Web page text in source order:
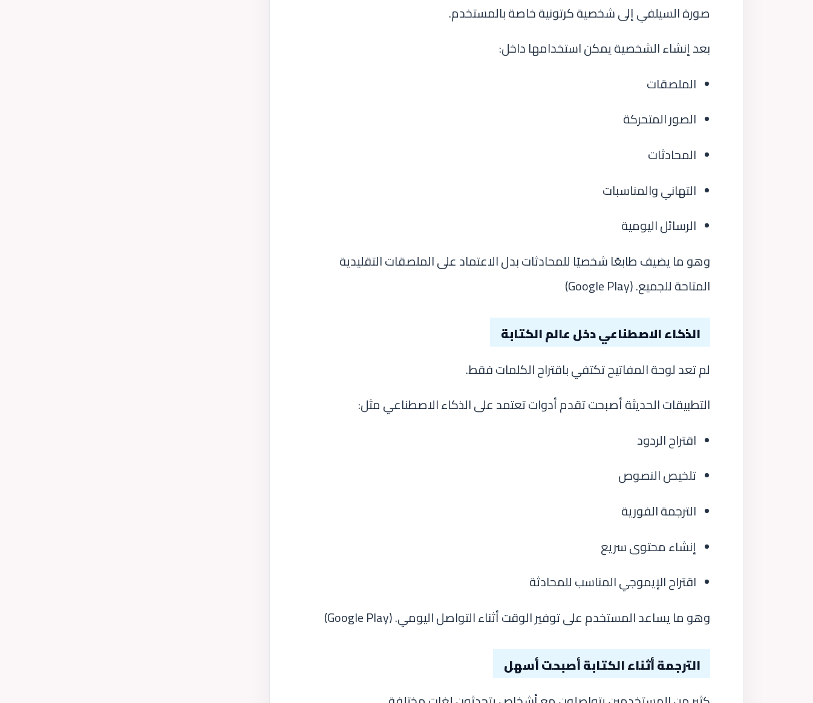
صورة السيلفي إلى شخصية كرتونية خاصة بالمستخدم.
بعد إنشاء الشخصية يمكن استخدامها داخل:
الملصقات
الصور المتحركة
المحادثات
التهاني والمناسبات
الرسائل اليومية
وهو ما يضيف طابعًا شخصيًا للمحادثات بدل الاعتماد على الملصقات التقليدية
المتاحة للجميع. (Google Play
)
الذكاء الاصطناعي دخل عالم الكتابة
لم تعد لوحة المفاتيح تكتفي باقتراح الكلمات فقط.
التطبيقات الحديثة أصبحت تقدم أدوات تعتمد على الذكاء الاصطناعي مثل:
اقتراح الردود
تلخيص النصوص
الترجمة الفورية
إنشاء محتوى سريع
اقتراح الإيموجي المناسب للمحادثة
وهو ما يساعد المستخدم على توفير الوقت أثناء التواصل اليومي. (Google Play
)
الترجمة أثناء الكتابة أصبحت أسهل